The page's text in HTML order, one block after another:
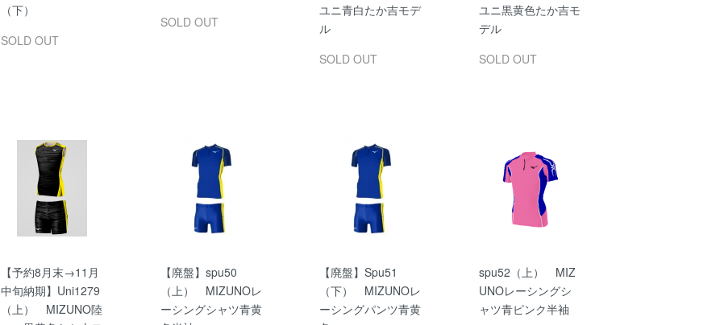
（下）
SOLD OUT
SOLD OUT
ユニ青白たか吉モデ
ル
SOLD OUT
ユニ黒黄色たか吉モ
デル
SOLD OUT
【予約8月末→11月
中旬納期】Uni1279
（上） MIZUNO陸
【廃盤】spu50
（上） MIZUNOレ
ーシングシャツ青黄
【廃盤】Spu51
（下） MIZUNOレ
ーシングパンツ青黄
spu52（上） MIZ
UNOレーシングシ
ャツ青ピンク半袖